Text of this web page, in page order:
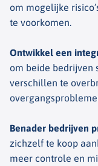
om mogelijke
te voorkomen.
Ontwikkel een
om beide bedrijven
verschillen te
Benader bedrijven
zichzelf te koop
meer controle en